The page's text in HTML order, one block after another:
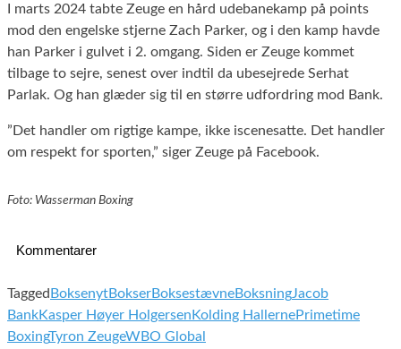
I marts 2024 tabte Zeuge en hård udebanekamp på points
mod den engelske stjerne Zach Parker, og i den kamp havde
han Parker i gulvet i 2. omgang. Siden er Zeuge kommet
tilbage to sejre, senest over indtil da ubesejrede Serhat
Parlak. Og han glæder sig til en større udfordring mod Bank.
”Det handler om rigtige kampe, ikke iscenesatte. Det handler
om respekt for sporten,” siger Zeuge på Facebook.
Foto: Wasserman Boxing
Kommentarer
Tagged BoksenytBokserBoksestævneBoksningJacob
BankKasper Høyer Holgersen Kolding HallernePrimetime
BoxingTyron ZeugeWBO Global